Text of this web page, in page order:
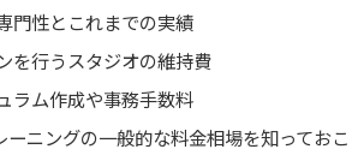
門性とこれまでの実績
を行うスタジオの維持費
ラム作成や事務手数料
ーニングの一般的な料金相場を知っておこ